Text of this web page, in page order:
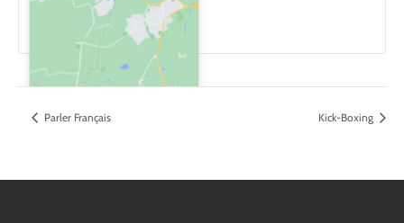
Parler Français Kick-Boxing